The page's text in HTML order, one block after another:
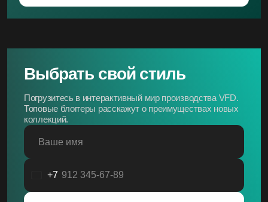
Выбрать свой стиль
Погрузитесь в интерактивный мир производства VFD.
Топовые блоггеры расскажут о преимуществах новых
коллекций.
Ваше имя
Россия
+7